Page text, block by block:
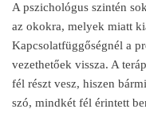
A pszichológus szintén
az okokra, melyek miatt
Kapcsolatfüggőségnél a
vezethetőek vissza. A
fél részt vesz, hiszen
szó, mindkét fél érintett